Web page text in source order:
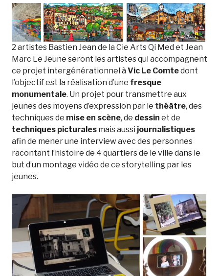
2 artistes Bastien Jean de la Cie Arts Qi Med et Jean
Marc Le Jeune seront les artistes qui accompagnent
ce projet intergénérationnel à Vic Le Comtedont
l’objectif est la réalisation d’une fresque
monumentale. Un projet pour transmettre aux
jeunes des moyens d’expression par le théâtre, des
techniques de mise en scène, de dessin et de
techniques picturales mais aussi journalistiques
afin de mener une interview avec des personnes
racontant l’histoire de 4 quartiers de le ville dans le
but d’un montage vidéo de ce storytelling par les
jeunes.